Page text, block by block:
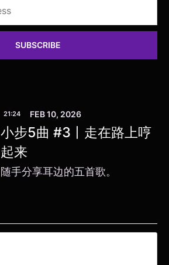
SUBSCRIBE
21:24 FEB 10, 2026
小步5曲 #3丨走在路上哼
起来
随手分享耳边的五首歌。